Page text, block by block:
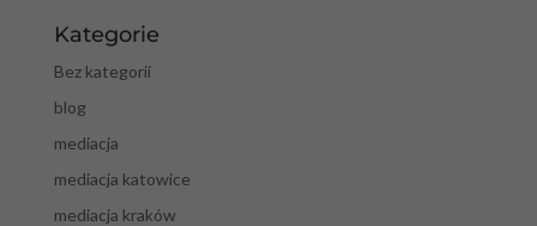
Kategorie
Bez kategorii
blog
mediacja
mediacja katowice
mediacja kraków